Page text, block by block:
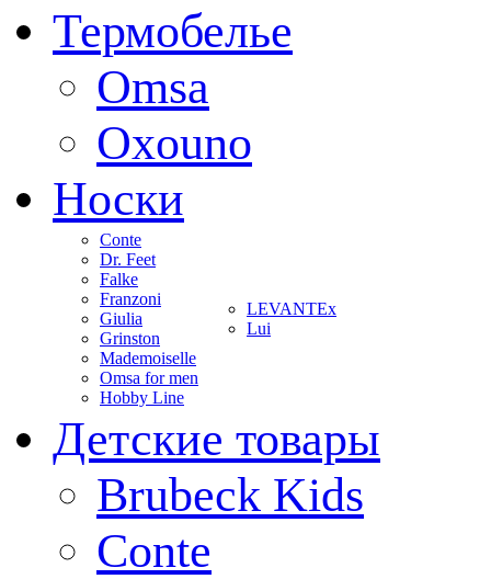
Термобелье
Omsa
Oxouno
Носки
Conte
Dr. Feet
Falke
Franzoni
Giulia
Grinston
Mademoiselle
Omsa for men
Hobby Line
LEVANTEx
Lui
Детские товары
Brubeck Kids
Conte